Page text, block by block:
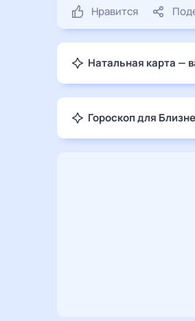
Нравится
Натальная карта —
Гороскоп для